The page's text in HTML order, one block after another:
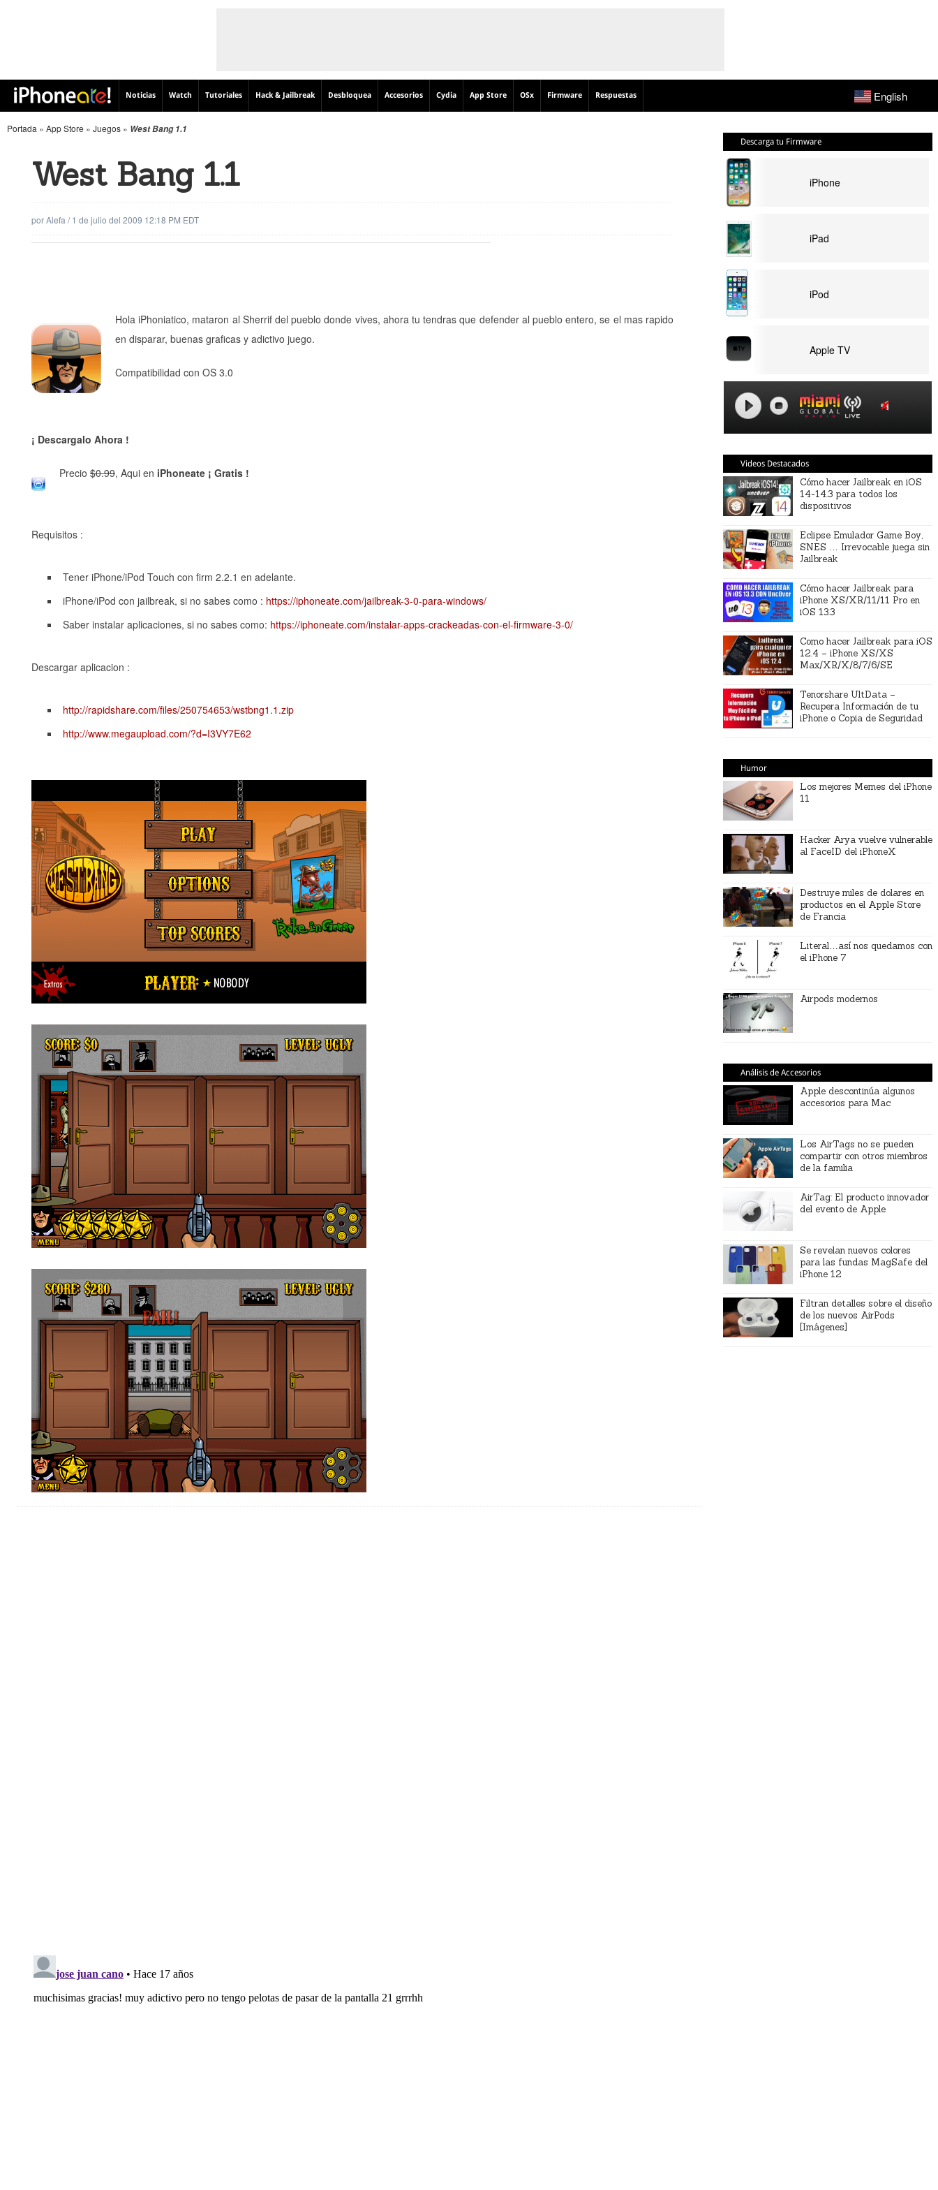
Noticias Watch Tutoriales Hack & Jailbreak Desbloquea Accesorios Cydia App Store OSx Firmware Respuestas English
Portada » App Store » Juegos » West Bang 1.1
West Bang 1.1
porAlefa /1 de julio del 2009 12:18 PM EDT
Hola iPhoniatico, mataron al Sherrif del pueblo donde vives, ahora tu tendras que defender al pueblo entero, se el mas rapido
en disparar, buenas graficas y adictivo juego.
Compatibilidad con OS 3.0
¡ Descargalo Ahora !
Precio $0.99, Aqui en iPhoneate ¡ Gratis !
Requisitos :
Tener iPhone/iPod Touch con firm 2.2.1 en adelante.
iPhone/iPod con jailbreak, si no sabes como : https://iphoneate.com/jailbreak-3-0-para-windows/
Saber instalar aplicaciones, si no sabes como: https://iphoneate.com/instalar-apps-crackeadas-con-el-firmware-3-0/
Descargar aplicacion :
http://rapidshare.com/files/250754653/wstbng1.1.zip
http://www.megaupload.com/?d=I3VY7E62
Descarga tu Firmware
iPhone
iPad
iPod
Apple TV
Videos Destacados
Cómo hacer Jailbreak en iOS
14-14.3 para todos los
dispositivos
Eclipse Emulador Game Boy,
SNES … Irrevocable juega sin
Jailbreak
Cómo hacer Jailbreak para
iPhone XS/XR/11/11 Pro en
iOS 13.3
Como hacer Jailbreak para iOS
12.4 – iPhone XS/XS
Max/XR/X/8/7/6/SE
Tenorshare UltData –
Recupera Información de tu
iPhone o Copia de Seguridad
Humor
Los mejores Memes del iPhone
11
Hacker Arya vuelve vulnerable
al FaceID del iPhoneX
Destruye miles de dolares en
productos en el Apple Store
de Francia
Literal…así nos quedamos con
el iPhone 7
Airpods modernos
Análisis de Accesorios
Apple descontinúa algunos
accesorios para Mac
Los AirTags no se pueden
compartir con otros miembros
de la familia
AirTag: El producto innovador
del evento de Apple
Se revelan nuevos colores
para las fundas MagSafe del
iPhone 12
Filtran detalles sobre el diseño
de los nuevos AirPods
[Imágenes]